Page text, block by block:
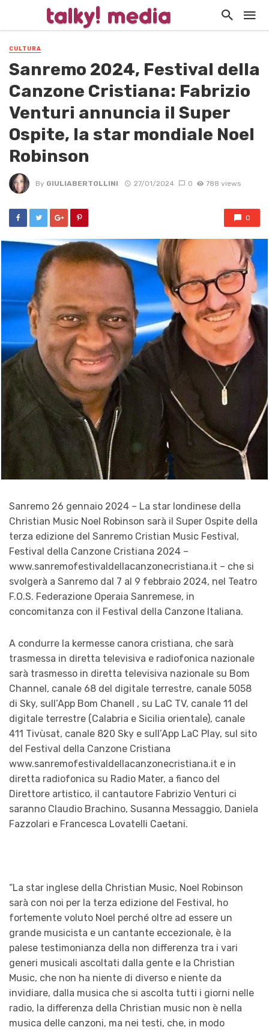
CULTURA
Sanremo 2024, Festival della
Canzone Cristiana: Fabrizio
Venturi annuncia il Super
Ospite, la star mondiale Noel
Robinson
By GIULIABERTOLLINI 27/01/2024 0 788 views
0
Sanremo 26 gennaio 2024 – La star londinese della
Christian Music Noel Robinson sarà il Super Ospite della
terza edizione del Sanremo Cristian Music Festival,
Festival della Canzone Cristiana 2024 –
www.sanremofestivaldellacanzonecristiana.it – che si
svolgerà a Sanremo dal 7 al 9 febbraio 2024, nel Teatro
F.O.S. Federazione Operaia Sanremese, in
concomitanza con il Festival della Canzone Italiana.
A condurre la kermesse canora cristiana, che sarà
trasmessa in diretta televisiva e radiofonica nazionale
sarà trasmesso in diretta televisiva nazionale su Bom
Channel, canale 68 del digitale terrestre, canale 5058
di Sky, sull’App Bom Chanell , su LaC TV, canale 11 del
digitale terrestre (Calabria e Sicilia orientale), canale
411 Tivùsat, canale 820 Sky e sull’App LaC Play, sul sito
del Festival della Canzone Cristiana
www.sanremofestivaldellacanzonecristiana.it e in
diretta radiofonica su Radio Mater, a fianco del
Direttore artistico, il cantautore Fabrizio Venturi ci
saranno Claudio Brachino, Susanna Messaggio, Daniela
Fazzolari e Francesca Lovatelli Caetani.
“La star inglese della Christian Music, Noel Robinson
sarà con noi per la terza edizione del Festival, ho
fortemente voluto Noel perché oltre ad essere un
grande musicista e un cantante eccezionale, è la
palese testimonianza della non differenza tra i vari
generi musicali ascoltati dalla gente e la Christian
Music, che non ha niente di diverso e niente da
invidiare, dalla musica che si ascolta tutti i giorni nelle
radio, la differenza della Christian music non è nella
musica delle canzoni, ma nei testi, che, in modo